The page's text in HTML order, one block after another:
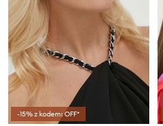
-15% z kodem: OFF*